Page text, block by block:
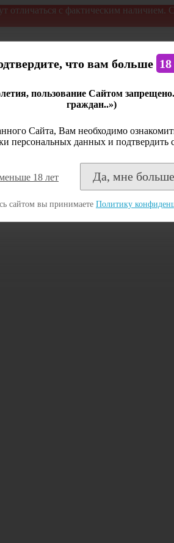
с фактическим наличием.
что вам больше
пользование Сайтом
граждан..»)
Сайта, Вам необходимо
персональных данных и подтвердить
18 лет Да, мне
сайтом вы принимаете Политику